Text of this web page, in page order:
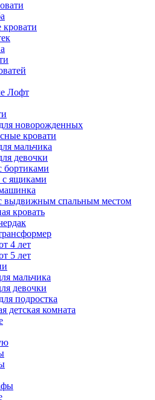
кровати
Лофт
новорожденных
кровати
мальчика
девочки
бортиками
с ящиками
выдвижным спальным местом
кровать
4 лет
5 лет
мальчика
девочки
подростка
детская комната